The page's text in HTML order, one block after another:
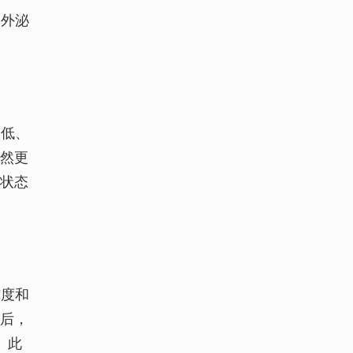
泌
、
更
态
和
，
此